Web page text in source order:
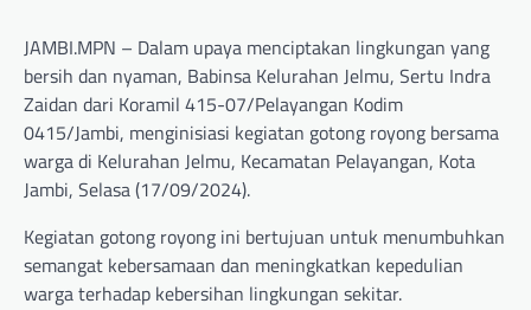
JAMBI.MPN – Dalam upaya menciptakan lingkungan yang
bersih dan nyaman, Babinsa Kelurahan Jelmu, Sertu Indra
Zaidan dari Koramil 415-07/Pelayangan Kodim
0415/Jambi, menginisiasi kegiatan gotong royong bersama
warga di Kelurahan Jelmu, Kecamatan Pelayangan, Kota
Jambi, Selasa (17/09/2024).
Kegiatan gotong royong ini bertujuan untuk menumbuhkan
semangat kebersamaan dan meningkatkan kepedulian
warga terhadap kebersihan lingkungan sekitar.